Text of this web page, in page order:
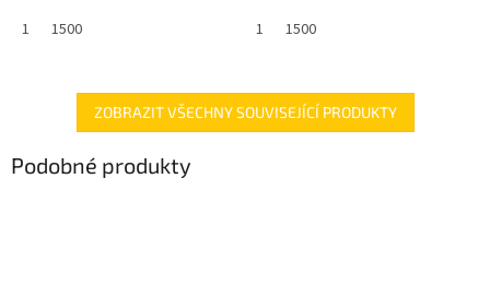
✅ Šroubovací víčko pro snadné
otevření sklenice
✅ Různé varianty víček TO 58
1 1500
✅ Šroubovací víčko pro snadné
otevření sklenice
1 1500
ZOBRAZIT VŠECHNY SOUVISEJÍCÍ PRODUKTY
Podobné produkty